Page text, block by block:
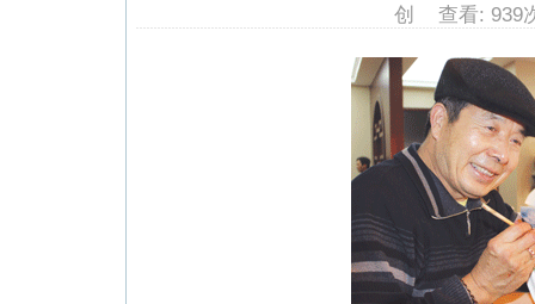
创 查看: 939